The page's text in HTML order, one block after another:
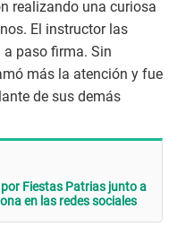
realizando una curiosa
El instructor las
paso firma. Sin
más la atención y fue
de sus demás
Fiestas Patrias junto a
en las redes sociales